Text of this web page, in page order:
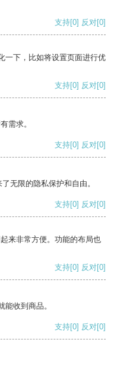
支持[0] 反对[0]
一下，比如将设置页面进行优
支持[0] 反对[0]
需求。
支持[0] 反对[0]
无限的隐私保护和自由。
支持[0] 反对[0]
来非常方便。功能的布局也
支持[0] 反对[0]
收到商品。
支持[0] 反对[0]